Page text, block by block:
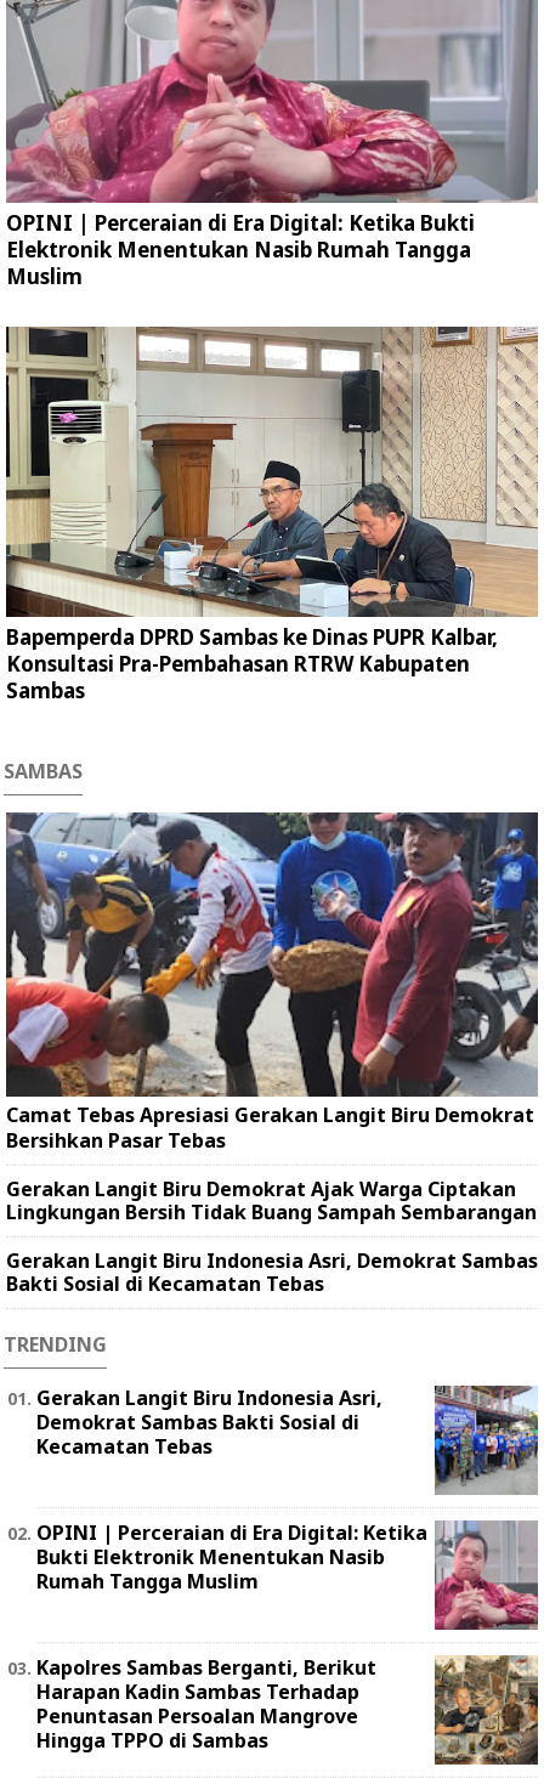
OPINI | Perceraian di Era Digital: Ketika Bukti
Elektronik Menentukan Nasib Rumah Tangga
Muslim
Bapemperda DPRD Sambas ke Dinas PUPR Kalbar,
Konsultasi Pra-Pembahasan RTRW Kabupaten
Sambas
SAMBAS
Camat Tebas Apresiasi Gerakan Langit Biru Demokrat
Bersihkan Pasar Tebas
Gerakan Langit Biru Demokrat Ajak Warga Ciptakan
Lingkungan Bersih Tidak Buang Sampah Sembarangan
Gerakan Langit Biru Indonesia Asri, Demokrat Sambas
Bakti Sosial di Kecamatan Tebas
TRENDING
Gerakan Langit Biru Indonesia Asri,
Demokrat Sambas Bakti Sosial di
Kecamatan Tebas
OPINI | Perceraian di Era Digital: Ketika
Bukti Elektronik Menentukan Nasib
Rumah Tangga Muslim
Kapolres Sambas Berganti, Berikut
Harapan Kadin Sambas Terhadap
Penuntasan Persoalan Mangrove
Hingga TPPO di Sambas